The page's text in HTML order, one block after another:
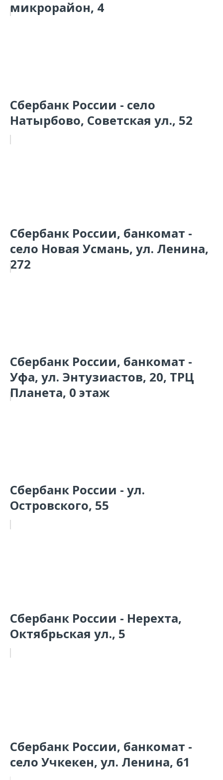
микрорайон, 4
Сбербанк России - село
Натырбово, Советская ул., 52
Сбербанк России, банкомат -
село Новая Усмань, ул. Ленина,
272
Сбербанк России, банкомат -
Уфа, ул. Энтузиастов, 20, ТРЦ
Планета, 0 этаж
Сбербанк России - ул.
Островского, 55
Сбербанк России - Нерехта,
Октябрьская ул., 5
Сбербанк России, банкомат -
село Учкекен, ул. Ленина, 61